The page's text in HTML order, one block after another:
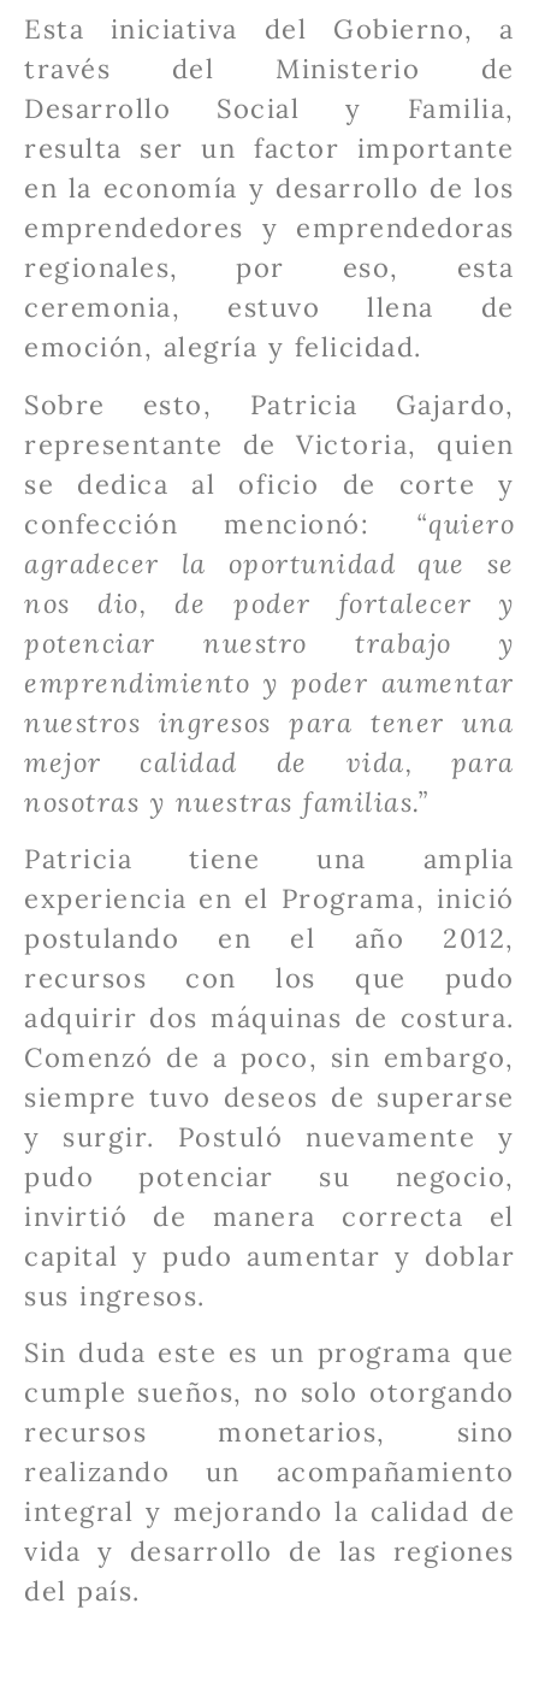
Esta iniciativa del Gobierno, a
través del Ministerio de
Desarrollo Social y Familia,
resulta ser un factor importante
en la economía y desarrollo de los
emprendedores y emprendedoras
regionales, por eso, esta
ceremonia, estuvo llena de
emoción, alegría y felicidad.
Sobre esto, Patricia Gajardo,
representante de Victoria, quien
se dedica al oficio de corte y
confección mencionó: “quiero
agradecer la oportunidad que se
nos dio, de poder fortalecer y
potenciar nuestro trabajo y
emprendimiento y poder aumentar
nuestros ingresos para tener una
mejor calidad de vida, para
nosotras y nuestras familias.”
Patricia tiene una amplia
experiencia en el Programa, inició
postulando en el año 2012,
recursos con los que pudo
adquirir dos máquinas de costura.
Comenzó de a poco, sin embargo,
siempre tuvo deseos de superarse
y surgir. Postuló nuevamente y
pudo potenciar su negocio,
invirtió de manera correcta el
capital y pudo aumentar y doblar
sus ingresos.
Sin duda este es un programa que
cumple sueños, no solo otorgando
recursos monetarios, sino
realizando un acompañamiento
integral y mejorando la calidad de
vida y desarrollo de las regiones
del país.